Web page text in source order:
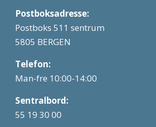
Postboksadresse:
Postboks 511 sentrum
5805 BERGEN
Telefon:
Man-fre 10:00-14:00
Sentralbord:
55 19 30 00